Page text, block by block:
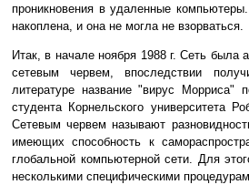
проникновения в удаленные
накоплена, и она не могла не взорваться.
Итак, в начале ноября 1988 г. Сеть была
сетевым червем, впоследствии
литературе название "вирус Морриса"
студента Корнельского университета
Сетевым червем называют
имеющих способность к
глобальной компьютерной сети. Для
несколькими специфическими